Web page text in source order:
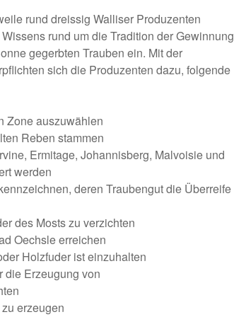
rund dreissig Walliser Produzenten
rund um die Tradition der Gewinnung
gegerbten Trauben ein. Mit der
sich die Produzenten dazu, folgende
Zone auszuwählen
Reben stammen
Ermitage, Johannisberg, Malvoisie und
werden
deren Traubengut die Überreife
des Mosts zu verzichten
Oechsle erreichen
Holzfuder ist einzuhalten
die Erzeugung von
erzeugen